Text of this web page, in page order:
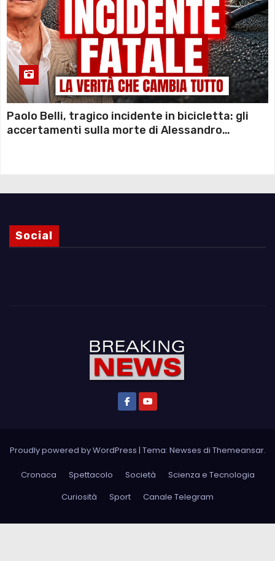
Paolo Belli, tragico incidente in bicicletta: gli
accertamenti sulla morte di Alessandro
Social
Proudly powered by WordPress | Tema: Newses di Themeansar.
Cronaca Spettacolo Società
Scienza e Tecnologia
Curiosità
Sport Canale Telegram